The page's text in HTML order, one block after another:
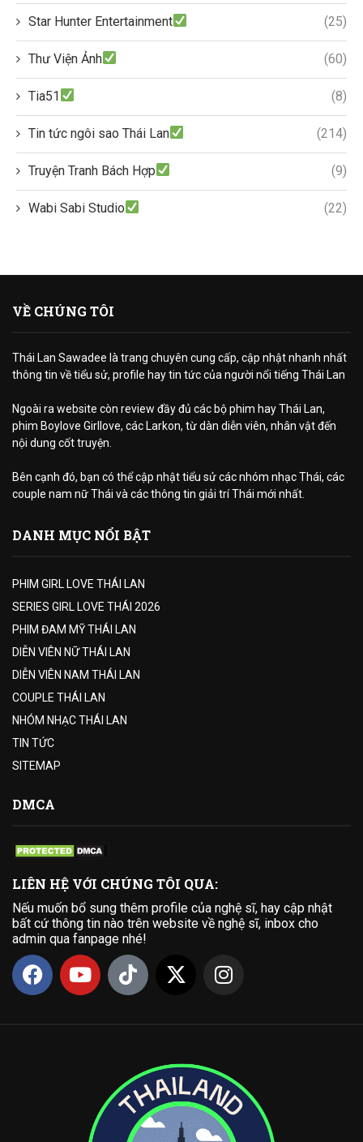
Star Hunter Entertainment (25)
Thư Viện Ảnh (60)
Tia51 (8)
Tin tức ngôi sao Thái Lan (214)
Truyện Tranh Bách Hợp (9)
Wabi Sabi Studio (22)
VỀ CHÚNG TÔI
Thái Lan Sawadee là trang chuyên cung cấp, cập nhật nhanh nhất
thông tin về tiểu sử, profile hay tin tức của người nổi tiếng Thái Lan
Ngoài ra website còn review đầy đủ các bộ phim hay Thái Lan,
phim Boylove Girllove, các Larkon, từ dàn diễn viên, nhân vật đến
nội dung cốt truyện.
Bên cạnh đó, bạn có thể cập nhật tiểu sử các nhóm nhạc Thái, các
couple nam nữ Thái và các thông tin giải trí Thái mới nhất.
DANH MỤC NỔI BẬT
PHIM GIRL LOVE THÁI LAN
SERIES GIRL LOVE THÁI 2026
PHIM ĐAM MỸ THÁI LAN
DIỄN VIÊN NỮ THÁI LAN
DIỄN VIÊN NAM THÁI LAN
COUPLE THÁI LAN
NHÓM NHẠC THÁI LAN
TIN TỨC
SITEMAP
DMCA
LIÊN HỆ VỚI CHÚNG TÔI QUA:
Nếu muốn bổ sung thêm profile của nghệ sĩ, hay cập nhật
bất cứ thông tin nào trên website về nghệ sĩ, inbox cho
admin qua fanpage nhé!